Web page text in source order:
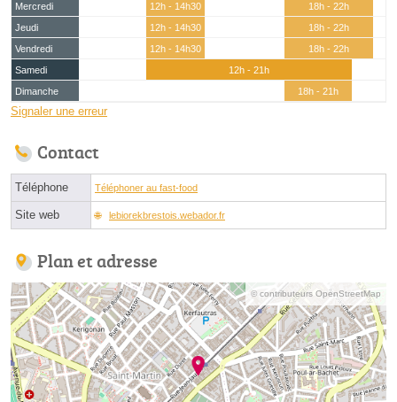
Mercredi
12h - 14h30
18h - 22h
Jeudi
12h - 14h30
18h - 22h
Vendredi
12h - 14h30
18h - 22h
Samedi
12h - 21h
Dimanche
18h - 21h
Signaler une erreur
Contact
Téléphone Téléphoner au fast-food
Site web lebiorekbrestois.webador.fr
Plan et adresse
© contributeurs OpenStreetMap